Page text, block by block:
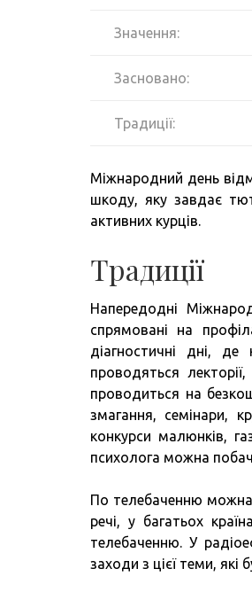
Значення:
Засновано:
Традиції:
Міжнародний день
шкоду, яку завдає
активних курців.
Традиції
Напередодні
спрямовані на
діагностичні дні,
проводяться
проводиться на
змагання, семінари,
конкурси малюнків,
психолога можна
По телебаченню
речі, у багатьох
телебаченню. У
заходи з цієї теми,